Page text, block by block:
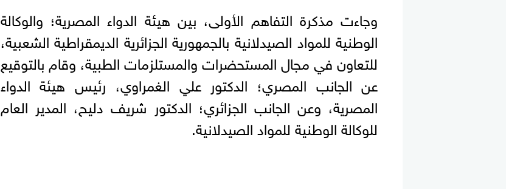
وجاءت مذكرة التفاهم الأولى، بين هيئة الدواء المصرية؛ والوكالة
الوطنية للمواد الصيدلانية بالجمهورية الجزائرية الديمقراطية الشعبية،
للتعاون في مجال المستحضرات والمستلزمات الطبية، وقام بالتوقيع
عن الجانب المصري؛ الدكتور علي الغمراوي، رئيس هيئة الدواء
المصرية، وعن الجانب الجزائري؛ الدكتور شريف دليح، المدير العام
للوكالة الوطنية للمواد الصيدلانية.